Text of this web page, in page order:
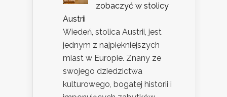
zobaczyć w stolicy
Austrii
Wiedeń, stolica Austrii, jest
jednym z najpiękniejszych
miast w Europie. Znany ze
swojego dziedzictwa
kulturowego, bogatej historii i